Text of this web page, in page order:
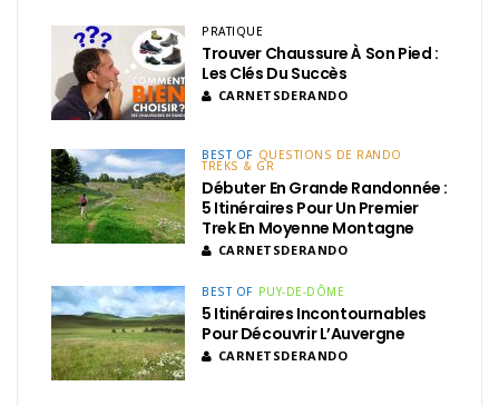
PRATIQUE
Trouver Chaussure À Son Pied :
Les Clés Du Succès
CARNETSDERANDO
BEST OF QUESTIONS DE RANDO
TREKS & GR
Débuter En Grande Randonnée :
5 Itinéraires Pour Un Premier
Trek En Moyenne Montagne
CARNETSDERANDO
BEST OF PUY-DE-DÔME
5 Itinéraires Incontournables
Pour Découvrir L’Auvergne
CARNETSDERANDO